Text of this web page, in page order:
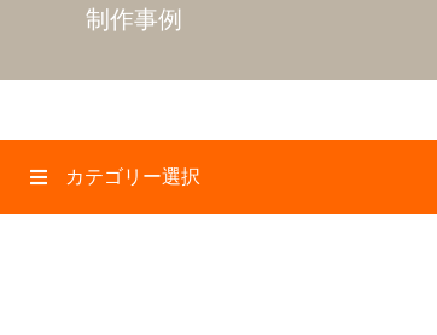
制作事例
カテゴリー選択